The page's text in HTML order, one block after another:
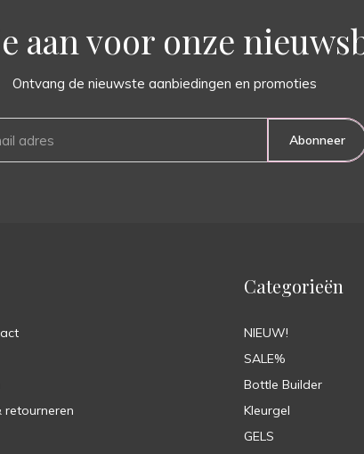
aan voor onze
Ontvang de nieuwste aanbiedingen en promoties
Abonneer
retourneren
Categorieën
NIEUW!
SALE%
Bottle Builder
Kleurgel
GELS